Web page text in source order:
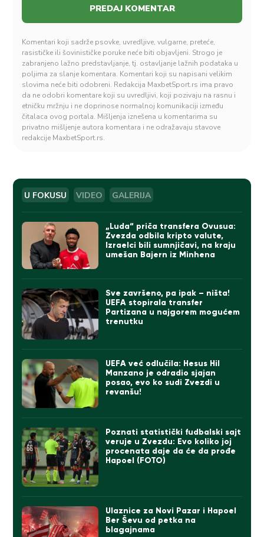
Komentari koji sadrže psovke, uvredljive, vulgarne, preteće,
rasističke ili šovinističke poruke neće biti objavljeni. Strogo je
zabranjeno lažno predstavljanje, tj. ostavljanje lažnih podataka u
poljima za slanje komentara. Komentari koji su napisani velikim
slovima neće biti odobreni. Redakcija MaxbetSport.rs ima pravo
da ne odobri komentare koji su uvredljivi, koji pozivaju na rasnu i
etničku mržnju i ne doprinose normalnoj komunikaciji između
čitalaca ovog portala. Mišljenja iznešena u komentarima su
privatno mišljenje autora komentara i ne odražavaju stavove
redakcije MaxbetSport.rs.
U FOKUSU VIDEO GALERIJA
„Luda“ priča transfera Ovusua:
Zvezda odbila kripto valute,
Izraelci bili sumnjičavi, na kraju
umešan Bajern iz Minhena
Sve završeno, pa ipak – ništa!
UEFA stopirala transfer
Partizana u najgorem mogućem
trenutku
UEFA već odlučila: Hesus Hil
Manzano je odradio sjajan
posao, evo ko sudi Zvezdi u
revanšu!
Poznati statistički fudbalski sajt
veruje u Zvezdu: Evo koliko joj
procenata daje da će da prođe
Hapoel (FOTO)
Ulaznice za Novi Pazar i Hapoel
Ber Ševu od petka na
blagajnama